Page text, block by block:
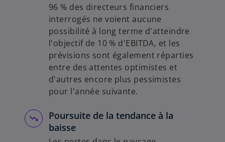
96 % des directeurs financiers
interrogés ne voient aucune
possibilité à long terme d'atteindre
l'objectif de 10 % d'EBITDA, et les
prévisions sont également réparties
entre des attentes optimistes et
d'autres encore plus pessimistes
pour l'année suivante.
Poursuite de la tendance à la
baisse